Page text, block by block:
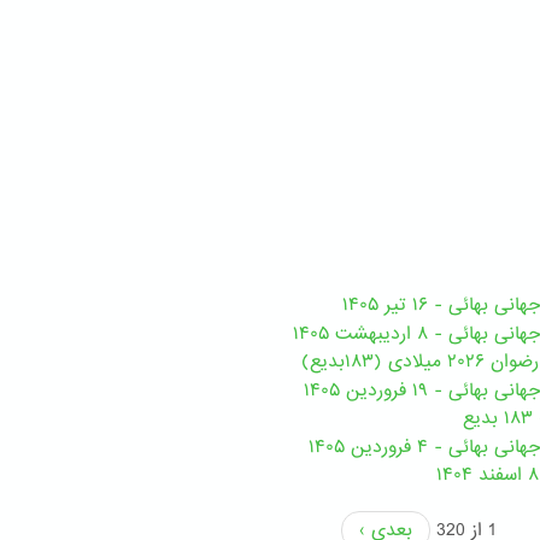
- ۱۶ تیر ۱۴۰۵
- ۸ اردیبهشت ۱۴۰۵
(۱۸۳بدیع)
- ۱۹ فروردین ۱۴۰۵
- ۴ فروردین ۱۴۰۵
1 از 320
بعدی ›